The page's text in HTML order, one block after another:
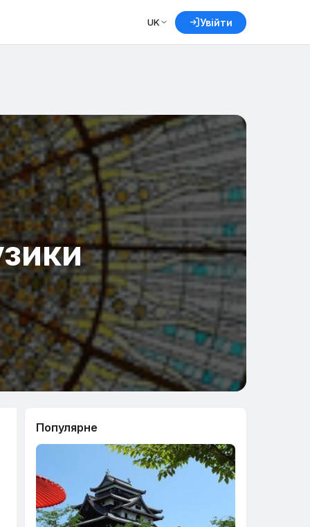
UK Увійти
Популярне